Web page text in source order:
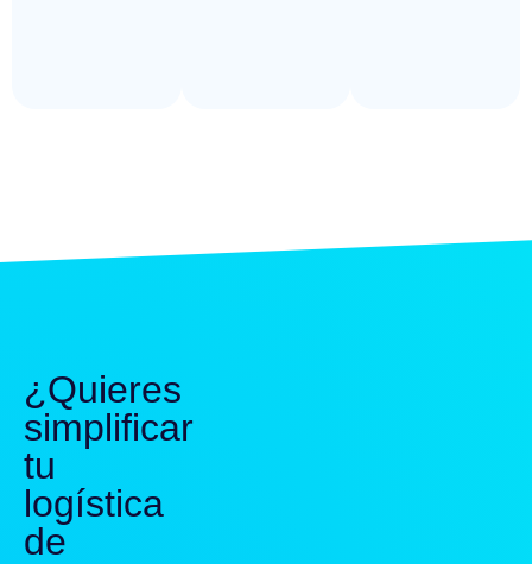
¿Quieres
simplificar
tu
logística
de